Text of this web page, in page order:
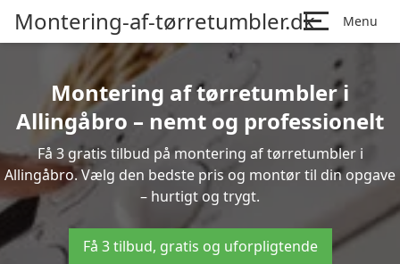
Montering-af-tørretumbler.dk Menu
Montering af tørretumbler i
Allingåbro – nemt og professionelt
Få 3 gratis tilbud på montering af tørretumbler i
Allingåbro. Vælg den bedste pris og montør til din opgave
– hurtigt og trygt.
Få 3 tilbud, gratis og uforpligtende